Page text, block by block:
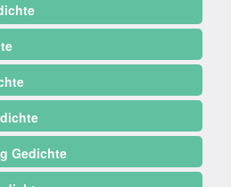
Gedichte